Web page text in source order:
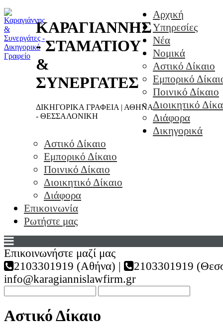
ΚΑΡΑΓΙΑΝΝΗΣ
- ΣΤΑΜΑΤΙΟΥ
&
ΣΥΝΕΡΓΑΤΕΣ
ΔΙΚΗΓΟΡΙΚΑ ΓΡΑΦΕΙΑ | ΑΘΗΝΑ
- ΘΕΣΣΑΛΟΝΙΚΗ
Αρχική
Υπηρεσίες
Νέα
Νομικά
Αστικό Δίκαιο
Εμπορικό
Ποινικό Δίκαιο
Διοικητικό
Διάφορα
Δικηγορικά
Αστικό Δίκαιο
Εμπορικό Δίκαιο
Ποινικό Δίκαιο
Διοικητικό Δίκαιο
Διάφορα
Επικοινωνία
Ρωτήστε μας
Επικοινωνήστε μαζί μας
2103301919 (Αθήνα) |
2103301919
info@karagiannislawfirm.gr
Αστικό Δίκαιο